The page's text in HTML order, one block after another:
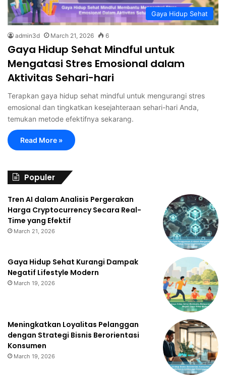
Gaya Hidup Sehat
admin3d March 21, 2026 6
Gaya Hidup Sehat Mindful untuk
Mengatasi Stres Emosional dalam
Aktivitas Sehari-hari
Terapkan gaya hidup sehat mindful untuk mengurangi stres
emosional dan tingkatkan kesejahteraan sehari-hari Anda,
temukan metode efektifnya sekarang.
Read More »
Populer
Tren AI dalam Analisis Pergerakan
Harga Cryptocurrency Secara Real-
Time yang Efektif
March 21, 2026
Gaya Hidup Sehat Kurangi Dampak
Negatif Lifestyle Modern
March 19, 2026
Meningkatkan Loyalitas Pelanggan
dengan Strategi Bisnis Berorientasi
Konsumen
March 19, 2026